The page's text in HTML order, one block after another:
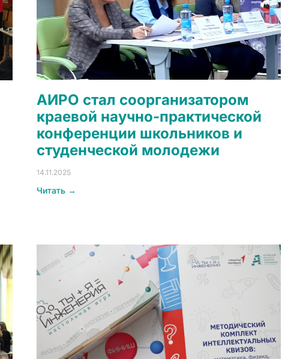
АИРО стал соорганизатором
краевой научно-практической
конференции школьников и
студенческой молодежи
14.11.2025
Читать →